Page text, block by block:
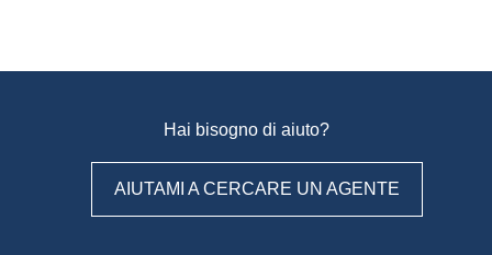
Hai bisogno di aiuto?
AIUTAMI A CERCARE UN AGENTE